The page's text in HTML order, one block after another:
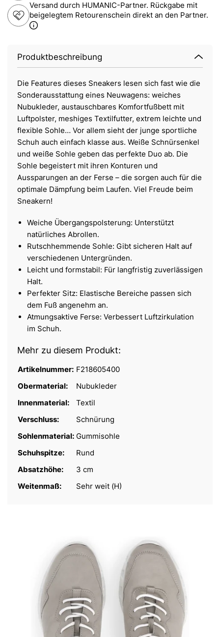
Versand durch HUMANIC-Partner. Rückgabe mit
beigelegtem Retourenschein direkt an den Partner.
Produktbeschreibung
Die Features dieses Sneakers lesen sich fast wie die
Sonderausstattung eines Neuwagens: weiches
Nubukleder, austauschbares Komfortfußbett mit
Luftpolster, meshiges Textilfutter, extrem leichte und
flexible Sohle… Vor allem sieht der junge sportliche
Schuh auch einfach klasse aus. Weiße Schnürsenkel
und weiße Sohle geben das perfekte Duo ab. Die
Sohle begeistert mit ihren Konturen und
Aussparungen an der Ferse – die sorgen auch für die
optimale Dämpfung beim Laufen. Viel Freude beim
Sneakern!
Weiche Übergangspolsterung: Unterstützt
natürliches Abrollen.
Rutschhemmende Sohle: Gibt sicheren Halt auf
verschiedenen Untergründen.
Leicht und formstabil: Für langfristig zuverlässigen
Halt.
Perfekter Sitz: Elastische Bereiche passen sich
dem Fuß angenehm an.
Atmungsaktive Ferse: Verbessert Luftzirkulation
im Schuh.
Mehr zu diesem Produkt:
Artikelnummer: F218605400
Obermaterial:
Nubukleder
Innenmaterial:
Textil
Verschluss:
Schnürung
Sohlenmaterial: Gummisohle
Schuhspitze:
Rund
Absatzhöhe:
3 cm
Weitenmaß:
Sehr weit (H)